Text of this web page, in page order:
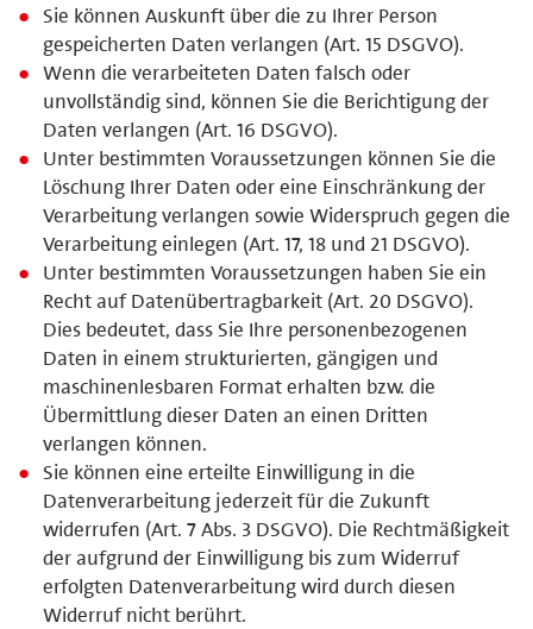
Sie können Auskunft über die zu Ihrer Person
gespeicherten Daten verlangen (Art. 15 DSGVO).
Wenn die verarbeiteten Daten falsch oder
unvollständig sind, können Sie die Berichtigung der
Daten verlangen (Art. 16 DSGVO).
Unter bestimmten Voraussetzungen können Sie die
Löschung Ihrer Daten oder eine Einschränkung der
Verarbeitung verlangen sowie Widerspruch gegen die
Verarbeitung einlegen (Art. 17, 18 und 21 DSGVO).
Unter bestimmten Voraussetzungen haben Sie ein
Recht auf Datenübertragbarkeit (Art. 20 DSGVO).
Dies bedeutet, dass Sie Ihre personenbezogenen
Daten in einem strukturierten, gängigen und
maschinenlesbaren Format erhalten bzw. die
Übermittlung dieser Daten an einen Dritten
verlangen können.
Sie können eine erteilte Einwilligung in die
Datenverarbeitung jederzeit für die Zukunft
widerrufen (Art. 7 Abs. 3 DSGVO). Die Rechtmäßigkeit
der aufgrund der Einwilligung bis zum Widerruf
erfolgten Datenverarbeitung wird durch diesen
Widerruf nicht berührt.